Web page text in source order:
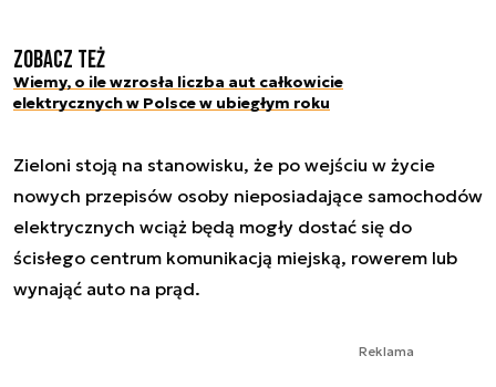
Zobacz też
Wiemy, o ile wzrosła liczba aut całkowicie
elektrycznych w Polsce w ubiegłym roku
Zieloni stoją na stanowisku, że po wejściu w życie
nowych przepisów osoby nieposiadające samochodów
elektrycznych wciąż będą mogły dostać się do
ścisłego centrum komunikacją miejską, rowerem lub
wynająć auto na prąd.
Reklama